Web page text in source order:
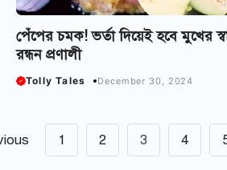
পেঁপের চমক! ভর্তা দিয়েই হবে মুখের
রন্ধন প্রণালী
Tolly Tales December 30, 2024
1 2 3 4